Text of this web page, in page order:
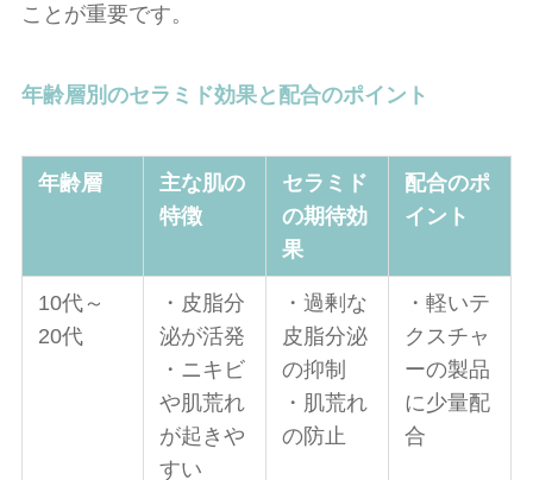
ことが重要です。
年齢層別のセラミド効果と配合のポイント
年齢層
主な肌の
特徴
セラミド
の期待効
果
配合のポ
イント
10代～
20代
・皮脂分
泌が活発
・ニキビ
や肌荒れ
が起きや
すい
・過剰な
皮脂分泌
の抑制
・肌荒れ
の防止
・軽いテ
クスチャ
ーの製品
に少量配
合